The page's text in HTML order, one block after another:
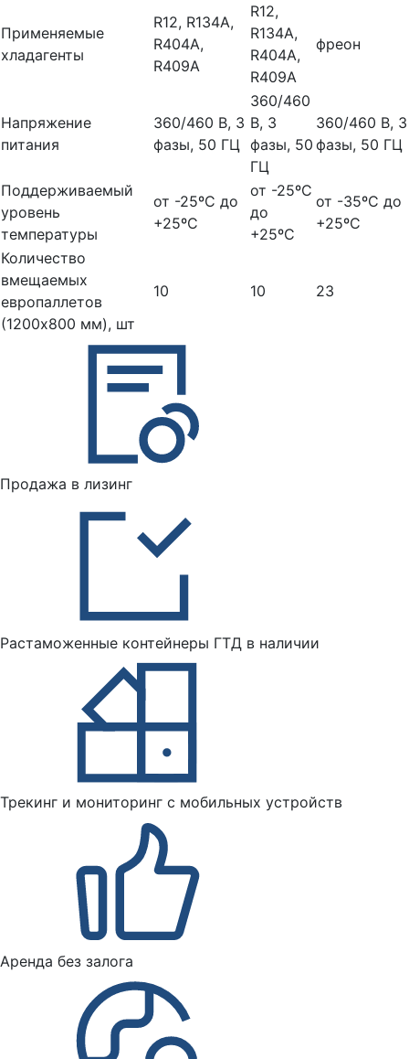
Применяемые
хладагенты
R12, R134A,
R404A,
R409A
R12,
R134A,
R404A,
R409A
фреон
Напряжение
питания
360/460 B, 3
фазы, 50 ГЦ
360/460
B, 3
фазы, 50
ГЦ
360/460 B, 3
фазы, 50 ГЦ
Поддерживаемый
уровень
температуры
от -25ºС до
+25ºС
от -25ºС
до
+25ºС
от -35ºС до
+25ºС
Количество
вмещаемых
европаллетов
(1200х800 мм), шт
10 10 23
Продажа в лизинг
Растаможенные контейнеры ГТД в наличии
Трекинг и мониторинг с мобильных устройств
Аренда без залога